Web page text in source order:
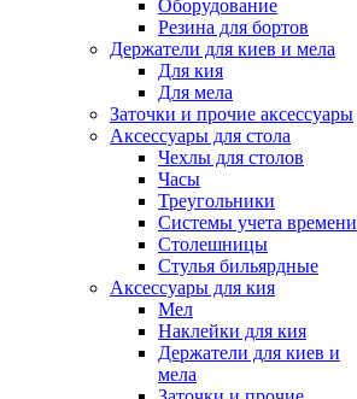
Оборудование
Резина для бортов
Держатели для киев и мела
Для кия
Для мела
Заточки и прочие аксессуары
Аксессуары для стола
Чехлы для столов
Часы
Треугольники
Системы учета времени
Столешницы
Стулья бильярдные
Аксессуары для кия
Мел
Наклейки для кия
Держатели для киев и
мела